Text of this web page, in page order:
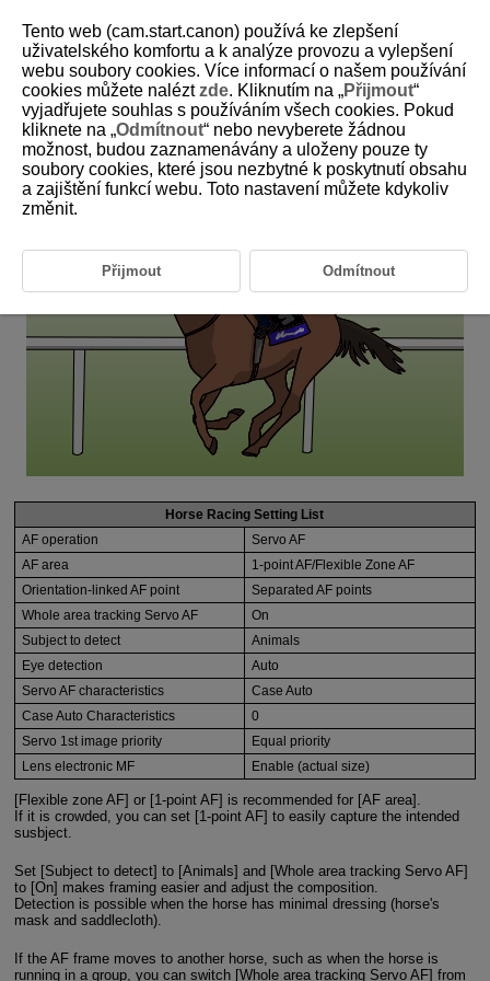
6-24 Horse Racing
This setting is perfect for photographing a specific horse in horse
racing.
Horse Racing Setting List
AF operation
Servo AF
AF area
1-point AF/Flexible Zone AF
Orientation-linked AF point
Separated AF points
Whole area tracking Servo AF
On
Subject to detect
Animals
Eye detection
Auto
Servo AF characteristics
Case Auto
Case Auto Characteristics
0
Servo 1st image priority
Equal priority
Lens electronic MF
Enable (actual size)
[Flexible zone AF] or [1-point AF] is recommended for [AF area].
If it is crowded, you can set [1-point AF] to easily capture the intended
susbject.
Set [Subject to detect] to [Animals] and [Whole area tracking Servo AF]
to [On] makes framing easier and adjust the composition.
Detection is possible when the horse has minimal dressing (horse's
mask and saddlecloth).
If the AF frame moves to another horse, such as when the horse is
running in a group, you can switch [Whole area tracking Servo AF] from
Tento web (cam.start.canon) používá ke zlepšení
uživatelského komfortu a k analýze provozu a vylepšení
webu soubory cookies. Více informací o našem používání
cookies můžete naléztzde. Kliknutím na „Přijmout“
vyjadřujete souhlas s používáním všech cookies. Pokud
kliknete na „Odmítnout“ nebo nevyberete žádnou
možnost, budou zaznamenávány a uloženy pouze ty
soubory cookies, které jsou nezbytné k poskytnutí obsahu
a zajištění funkcí webu. Toto nastavení můžete kdykoliv
změnit.
Přijmout Odmítnout